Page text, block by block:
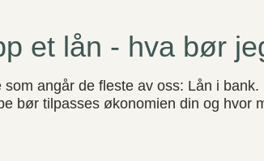
et lån - hva bør
angår de fleste av oss: Lån i
bør tilpasses økonomien din og hvor